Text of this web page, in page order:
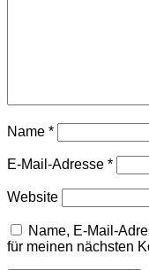
Name *
E-Mail-Adresse *
Website
Name, E-Mail-
für meinen nächsten